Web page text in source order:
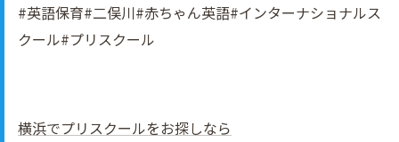
#英語保育#二俣川#赤ちゃん英語#インターナショナルス
クール#プリスクール
横浜でプリスクールをお探しなら